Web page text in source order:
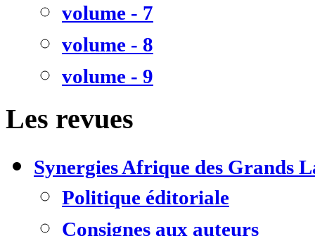
volume - 7
volume - 8
volume - 9
Les revues
Synergies Afrique des Grands
Politique éditoriale
Consignes aux auteurs